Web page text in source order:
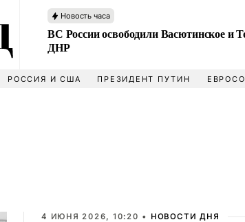
Новость часа
ВС России освободили Васютинское и
ДНР
РОССИЯ И США ПРЕЗИДЕНТ ПУТИН
4 ИЮНЯ 2026, 10:20 • НОВОСТИ ДНЯ